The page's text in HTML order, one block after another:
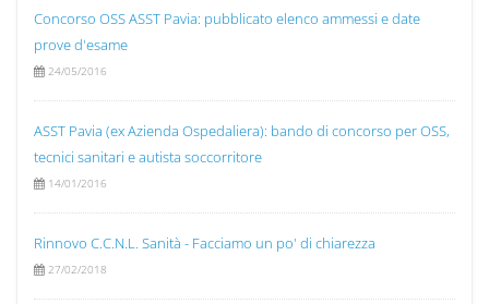
Concorso OSS ASST Pavia: pubblicato elenco ammessi e date
prove d'esame
24/05/2016
ASST Pavia (ex Azienda Ospedaliera): bando di concorso per OSS,
tecnici sanitari e autista soccorritore
14/01/2016
Rinnovo C.C.N.L. Sanità - Facciamo un po' di chiarezza
27/02/2018